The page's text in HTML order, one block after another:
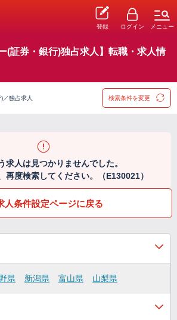
登録 ログイン メニュー
(証券・銀行)独占求人】転職・求人情
／独占求人 検索条件を変更
求人は見つかりませんでした。
再度検索してください。（E130021）
人条件設定ページに戻る
県 新潟県 富山県 山梨県